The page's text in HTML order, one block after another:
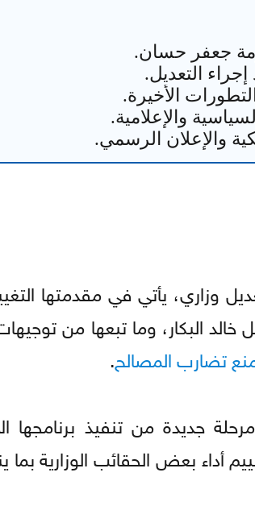
جعفر حسان.
التعديل.
الأخيرة.
والإعلامية.
والإعلان الرسمي.
يأتي في مقدمتها
البكار، وما تبعها من
تضارب المصالح.
جديدة من تنفيذ برنامجها
أداء بعض الحقائب الوزارية